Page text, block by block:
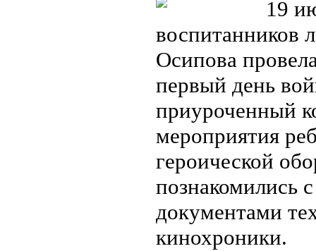
19
Осипова
первый день
приуроченный
мероприятия
героической
познакомились
документами
кинохроники.